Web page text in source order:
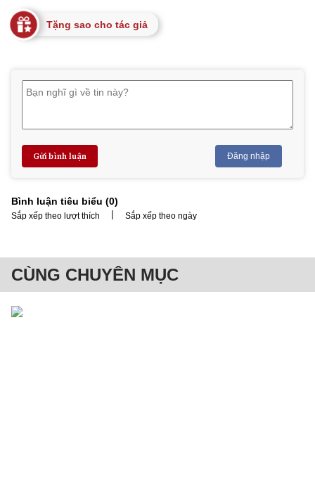
Tặng sao cho tác giả
Gửi bình luận Đăng nhập
Bình luận tiêu biểu (0)
Sắp xếp theo lượt thích | Sắp xếp theo ngày
CÙNG CHUYÊN MỤC